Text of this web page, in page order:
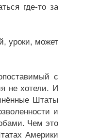
где-то за
уроки, может
с
не хотели. И
Штаты
и
Чем это
Америки